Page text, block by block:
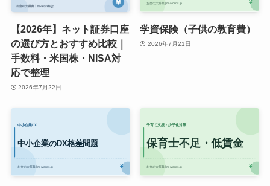
【2026年】ネット証券口座
の選び方とおすすめ比較｜
手数料・米国株・NISA対
応で整理
2026年7月22日
学資保険（子供の教育費）
2026年7月21日